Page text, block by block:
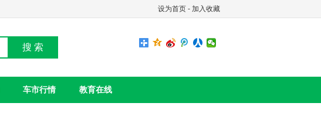
设为首页 - 加入收藏
搜 索
车市行情 教育在线